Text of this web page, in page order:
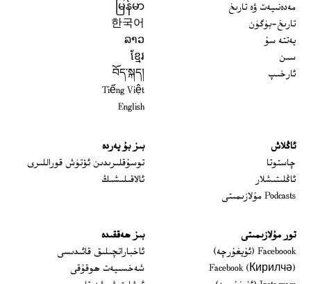
مەدەنىيەت ۋە تارىخ
تارىخ-بۈگۈن
يەتتە سۇ
سىن
ئارخىپ
မြန်မာ
한국어
ລາວ
ខ្មែរ
བོད་སྐད།
Tiếng Việt
English
ئاڭلاش
چاستوتا
ئاڭلىتىشلار
Podcasts مۇلازىمىتى
بىز بۇ يەردە
توسۇقلىرىدىن ئۆتۈش قوراللىرى
ئالاقىلىشىڭ
تور مۇلازىمىتى
Faceboook (ئۇيغۇرچە)
Opens in new window
Facebook (Кирилчә)
Opens in new window
بىز ھەققىدە
ئاخباراتچىلىق قائىدىسى
شەخسىيەت ھوقۇقى